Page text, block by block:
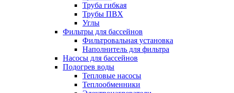
Труба гибкая
Трубы ПВХ
Углы
Фильтры для бассейнов
Фильтровальная установка
Наполнитель для фильтра
Насосы для бассейнов
Подогрев воды
Тепловые насосы
Теплообменники